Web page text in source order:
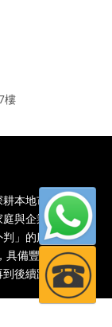
樓
本地市場多年，
與企業信賴的蟲
」的服務承諾
備豐富的現場處
後續跟蹤，全...